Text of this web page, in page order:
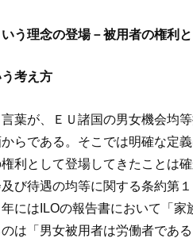
う理念の登場－被用者の権利
考え方
言葉が、ＥＵ諸国の男女機会均
らである。そこでは明確な定
利として登場してきたことは
び待遇の均等に関する条約第
にはILOの報告書において「
は「男女被用者は労働者であ